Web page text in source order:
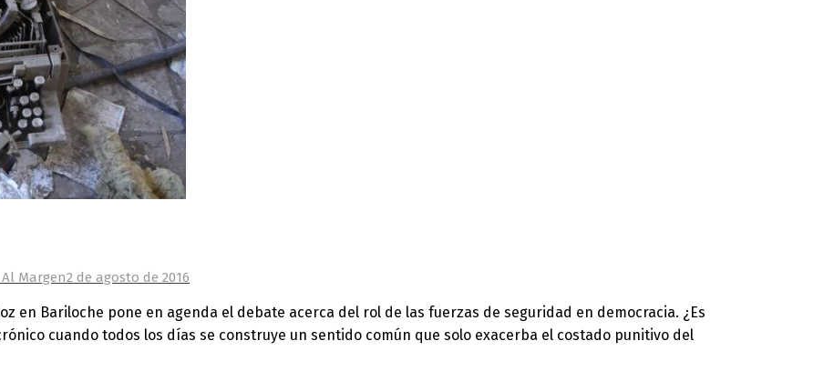
Margen2 de agosto de 2016
en Bariloche pone en agenda el debate acerca del rol de las fuerzas de seguridad en democracia. ¿Es
cuando todos los días se construye un sentido común que solo exacerba el costado punitivo del